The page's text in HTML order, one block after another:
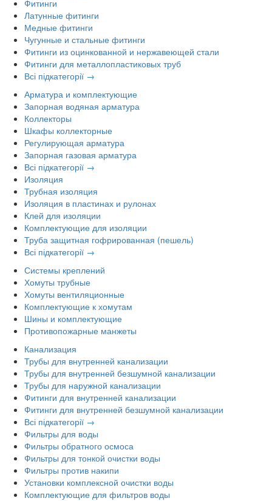
Фитинги
Латунные фитинги
Медные фитинги
Чугунные и стальные фитинги
Фитинги из оцинкованной и нержавеющей стали
Фитинги для металлопластиковых труб
Всі підкатегорії →
Арматура и комплектующие
Запорная водяная арматура
Коллекторы
Шкафы коллекторные
Регулирующая арматура
Запорная газовая арматура
Всі підкатегорії →
Изоляция
Трубная изоляция
Изоляция в пластинах и рулонах
Клей для изоляции
Комплектующие для изоляции
Труба защитная гофрированная (пешель)
Всі підкатегорії →
Системы креплений
Хомуты трубные
Хомуты вентиляционные
Комплектующие к хомутам
Шины и комплектующие
Противопожарные манжеты
Канализация
Трубы для внутренней канализации
Трубы для внутренней безшумной канализации
Трубы для наружной канализации
Фитинги для внутренней канализации
Фитинги для внутренней безшумной канализации
Всі підкатегорії →
Фильтры для воды
Фильтры обратного осмоса
Фильтры для тонкой очистки воды
Фильтры против накипи
Установки комплексной очистки воды
Комплектующие для фильтров воды